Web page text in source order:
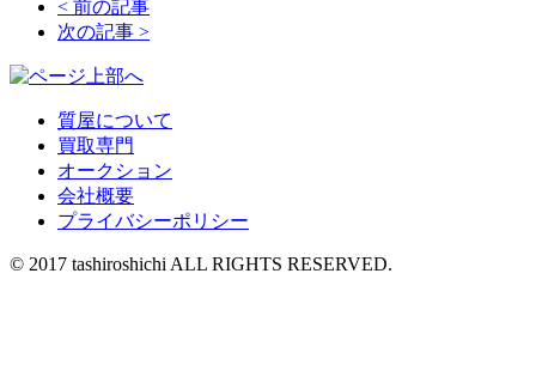
< 前の記事
次の記事 >
質屋について
買取専門
オークション
会社概要
プライバシーポリシー
© 2017 tashiroshichi ALL RIGHTS RESERVED.